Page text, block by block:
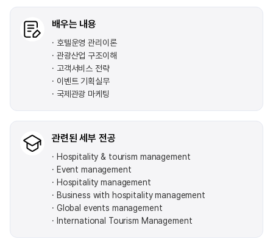
배우는 내용
호텔운영 관리이론
관광산업 구조이해
고객서비스 전략
이벤트 기획실무
국제관광 마케팅
관련된 세부 전공
Hospitality & tourism management
Event management
Hospitality management
Business with hospitality management
Global events management
International Tourism Management